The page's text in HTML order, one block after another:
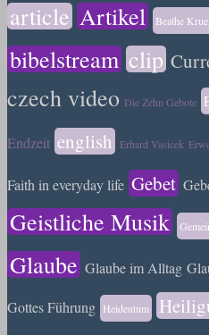
article Artikel Beathe
bibelstream clip
czech video Die Zehn Gebote
Endzeit english Erhard Vasicek
Faith in everyday life Gebet
Geistliche Musik
Glaube Glaube im Alltag
Gottes Führung Heidentum